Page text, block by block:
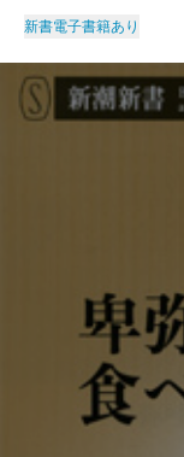
新書電子書籍あり